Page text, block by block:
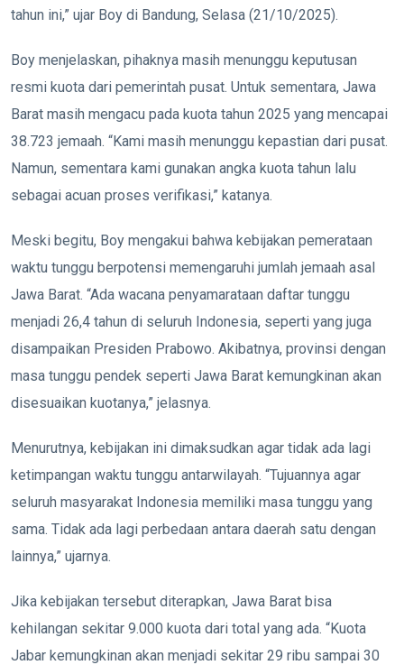
tahun ini,” ujar Boy di Bandung, Selasa (21/10/2025).
Boy menjelaskan, pihaknya masih menunggu keputusan
resmi kuota dari pemerintah pusat. Untuk sementara, Jawa
Barat masih mengacu pada kuota tahun 2025 yang mencapai
38.723 jemaah. “Kami masih menunggu kepastian dari pusat.
Namun, sementara kami gunakan angka kuota tahun lalu
sebagai acuan proses verifikasi,” katanya.
Meski begitu, Boy mengakui bahwa kebijakan pemerataan
waktu tunggu berpotensi memengaruhi jumlah jemaah asal
Jawa Barat. “Ada wacana penyamarataan daftar tunggu
menjadi 26,4 tahun di seluruh Indonesia, seperti yang juga
disampaikan Presiden Prabowo. Akibatnya, provinsi dengan
masa tunggu pendek seperti Jawa Barat kemungkinan akan
disesuaikan kuotanya,” jelasnya.
Menurutnya, kebijakan ini dimaksudkan agar tidak ada lagi
ketimpangan waktu tunggu antarwilayah. “Tujuannya agar
seluruh masyarakat Indonesia memiliki masa tunggu yang
sama. Tidak ada lagi perbedaan antara daerah satu dengan
lainnya,” ujarnya.
Jika kebijakan tersebut diterapkan, Jawa Barat bisa
kehilangan sekitar 9.000 kuota dari total yang ada. “Kuota
Jabar kemungkinan akan menjadi sekitar 29 ribu sampai 30